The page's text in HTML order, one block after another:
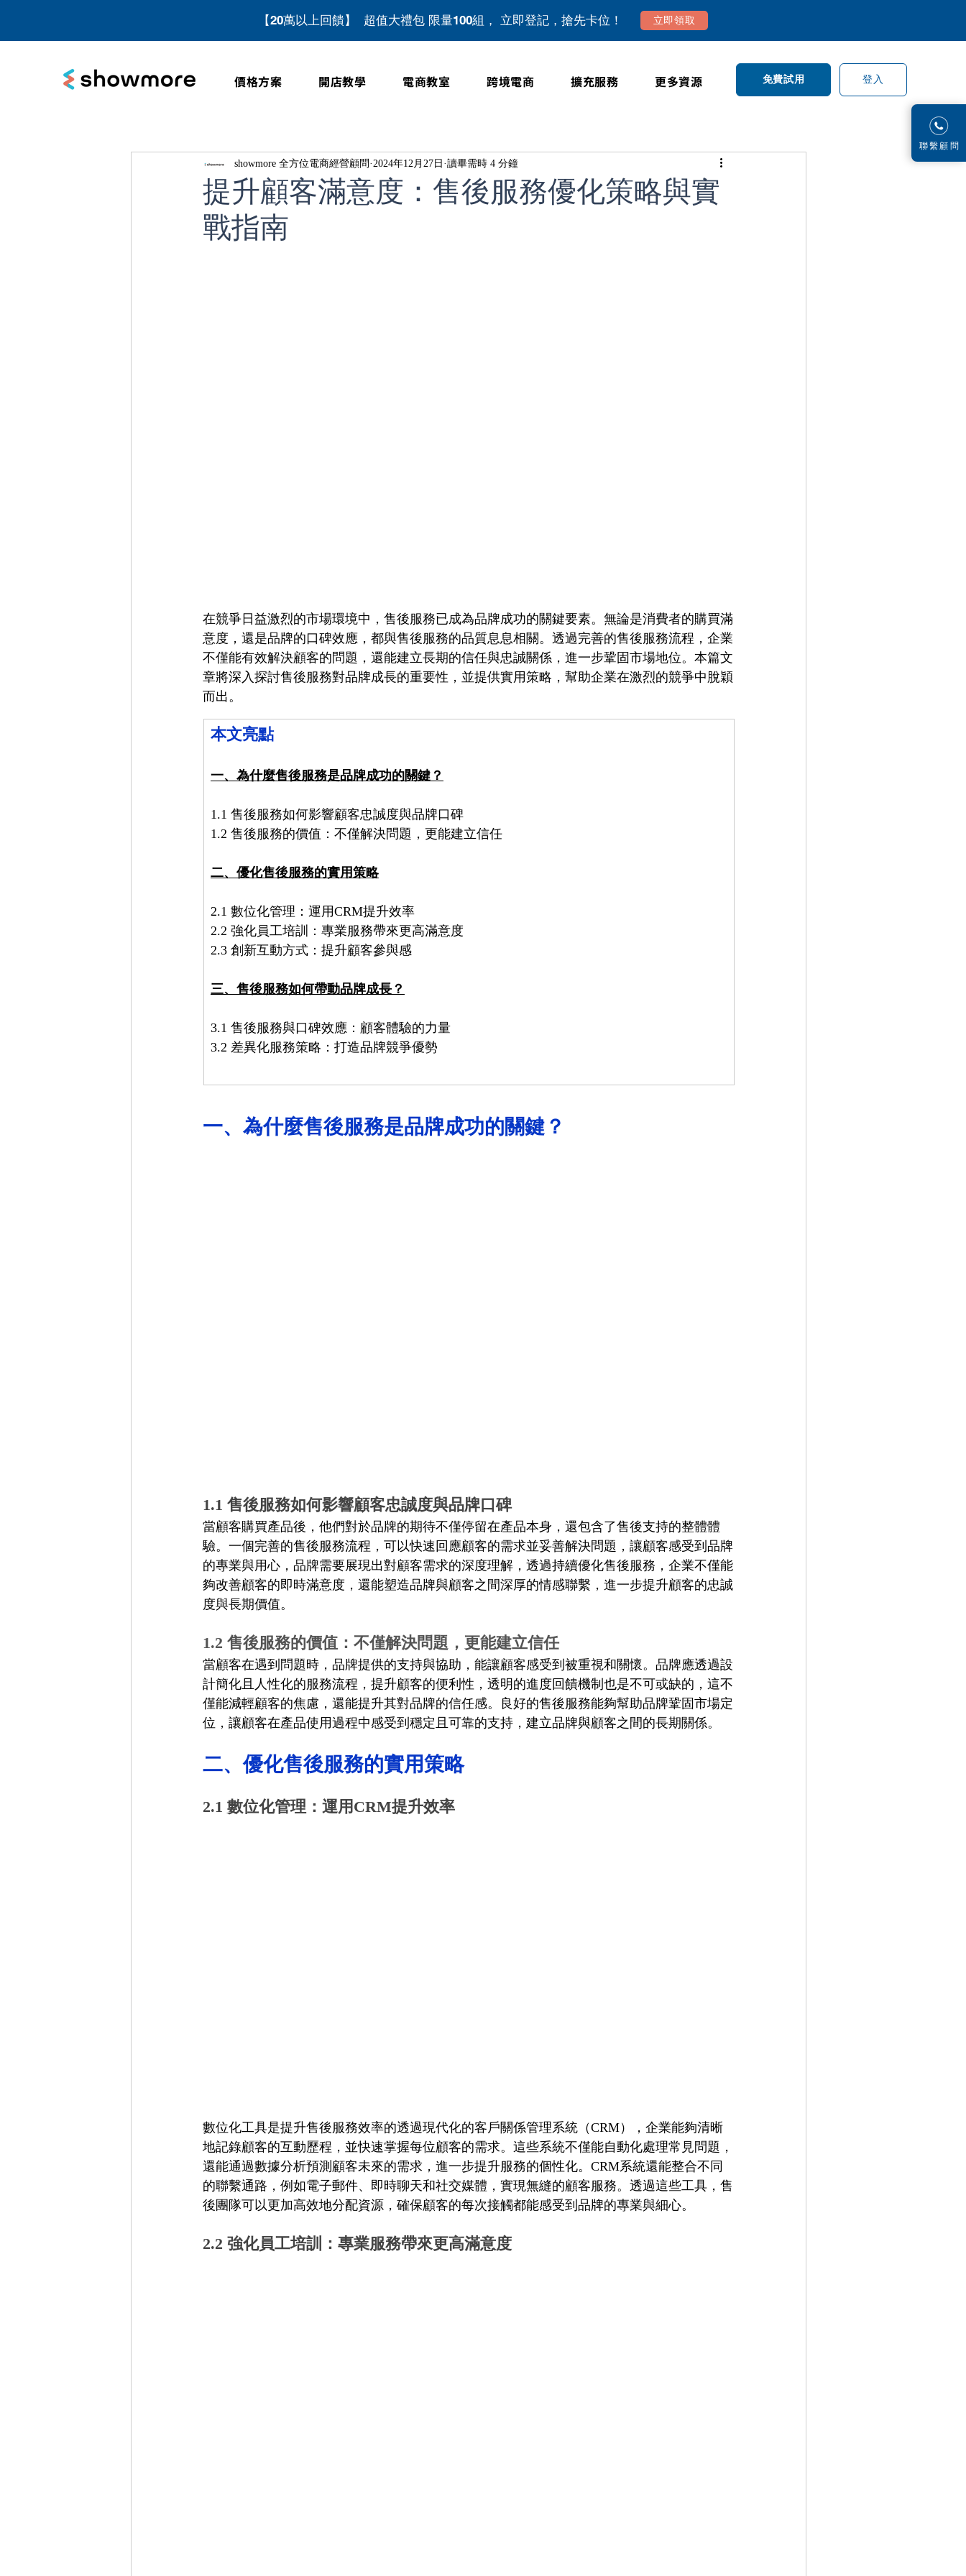
​聯繫顧問
【20萬以上回饋】 超值大禮包 限量100組， 立即登記，搶先卡位！ 立即領取
價格方案 開店教學 電商教室 跨境電商 擴充服務 更多資源 免費試用 登入
提升顧客滿意度：售後服務優化策略與實
戰指南
showmore 全方位電商經營顧問 2024年12月27日 讀畢需時 4 分鐘
在競爭日益激烈的市場環境中，售後服務已成為品牌成功的關鍵要素。無論是消費者的購買滿
意度，還是品牌的口碑效應，都與售後服務的品質息息相關。透過完善的售後服務流程，企業
不僅能有效解決顧客的問題，還能建立長期的信任與忠誠關係，進一步鞏固市場地位。本篇文
章將深入探討售後服務對品牌成長的重要性，並提供實用策略，幫助企業在激烈的競爭中脫穎
而出。
本文亮點
一、為什麼售後服務是品牌成功的關鍵？
1.1 售後服務如何影響顧客忠誠度與品牌口碑
1.2 售後服務的價值：不僅解決問題，更能建立信任
二、優化售後服務的實用策略
2.1 數位化管理：運用CRM提升效率
2.2 強化員工培訓：專業服務帶來更高滿意度
2.3 創新互動方式：提升顧客參與感
三、售後服務如何帶動品牌成長？
3.1 售後服務與口碑效應：顧客體驗的力量
3.2 差異化服務策略：打造品牌競爭優勢
一、為什麼售後服務是品牌成功的關鍵？
1.1 售後服務如何影響顧客忠誠度與品牌口碑
當顧客購買產品後，他們對於品牌的期待不僅停留在產品本身，還包含了售後支持的整體體
驗。一個完善的售後服務流程，可以快速回應顧客的需求並妥善解決問題，讓顧客感受到品牌
的專業與用心，品牌需要展現出對顧客需求的深度理解，透過持續優化售後服務，企業不僅能
夠改善顧客的即時滿意度，還能塑造品牌與顧客之間深厚的情感聯繫，進一步提升顧客的忠誠
度與長期價值。
1.2 售後服務的價值：不僅解決問題，更能建立信任
當顧客在遇到問題時，品牌提供的支持與協助，能讓顧客感受到被重視和關懷。品牌應透過設
計簡化且人性化的服務流程，提升顧客的便利性，透明的進度回饋機制也是不可或缺的，這不
僅能減輕顧客的焦慮，還能提升其對品牌的信任感。良好的售後服務能夠幫助品牌鞏固市場定
位，讓顧客在產品使用過程中感受到穩定且可靠的支持，建立品牌與顧客之間的長期關係。
二、優化售後服務的實用策略
2.1 數位化管理：運用CRM提升效率
數位化工具是提升售後服務效率的透過現代化的客戶關係管理系統（CRM），企業能夠清晰
地記錄顧客的互動歷程，並快速掌握每位顧客的需求。這些系統不僅能自動化處理常見問題，
還能通過數據分析預測顧客未來的需求，進一步提升服務的個性化。CRM系統還能整合不同
的聯繫通路，例如電子郵件、即時聊天和社交媒體，實現無縫的顧客服務。透過這些工具，售
後團隊可以更加高效地分配資源，確保顧客的每次接觸都能感受到品牌的專業與細心。
2.2 強化員工培訓：專業服務帶來更高滿意度